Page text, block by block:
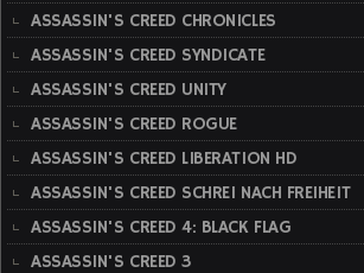
ASSASSIN'S CREED CHRONICLES
ASSASSIN'S CREED SYNDICATE
ASSASSIN'S CREED UNITY
ASSASSIN'S CREED ROGUE
ASSASSIN'S CREED LIBERATION HD
ASSASSIN'S CREED SCHREI NACH FREIHEIT
ASSASSIN'S CREED 4: BLACK FLAG
ASSASSIN'S CREED 3